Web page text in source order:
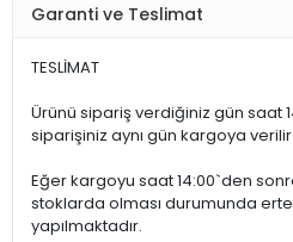
Garanti ve Teslimat
TESLİMAT
Ürünü sipariş verdiğiniz gün saat
siparişiniz aynı gün kargoya
Eğer kargoyu saat 14:00`den
stoklarda olması durumunda
yapılmaktadır.